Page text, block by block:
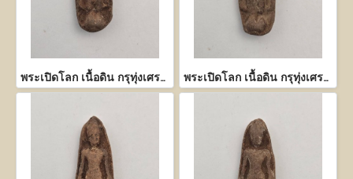
พระเปิดโลก เนื้อดิน กรุทุ่งเศรษฐี กำแพงเพชร พระเปิดโลก เนื้อดิน กรุทุ่งเศรษฐี กำแพงเพชร